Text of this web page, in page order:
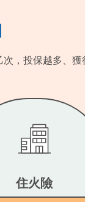
，投保越多、獲
住火險